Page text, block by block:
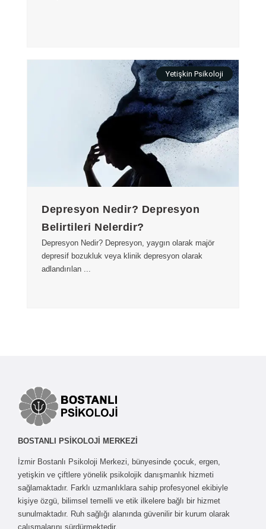
Yetişkin Psikoloji
Depresyon Nedir? Depresyon
Belirtileri Nelerdir?
Depresyon Nedir? Depresyon, yaygın olarak majör
depresif bozukluk veya klinik depresyon olarak
adlandırılan ...
BOSTANLI PSİKOLOJİ MERKEZİ
İzmir Bostanlı Psikoloji Merkezi, bünyesinde çocuk, ergen,
yetişkin ve çiftlere yönelik psikolojik danışmanlık hizmeti
sağlamaktadır. Farklı uzmanlıklara sahip profesyonel ekibiyle
kişiye özgü, bilimsel temelli ve etik ilkelere bağlı bir hizmet
sunulmaktadır. Ruh sağlığı alanında güvenilir bir kurum olarak
çalışmalarını sürdürmektedir.